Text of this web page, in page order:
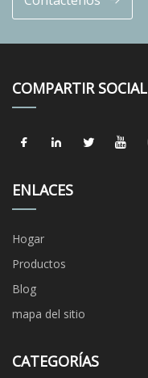
COMPARTIR SOCIAL
ENLACES
Hogar
Productos
Blog
mapa del sitio
CATEGORÍAS